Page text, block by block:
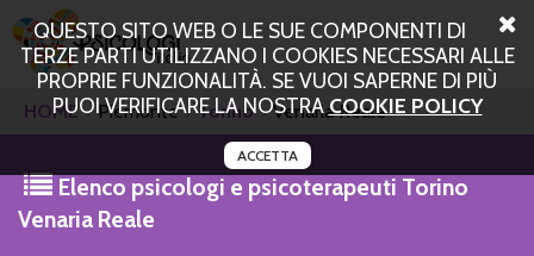
QUESTO SITO WEB O LE SUE COMPONENTI DI
TERZE PARTI UTILIZZANO I COOKIES NECESSARI ALLE
PROPRIE FUNZIONALITÀ. SE VUOI SAPERNE DI PIÙ
PUOI VERIFICARE LA NOSTRACOOKIE POLICY
ACCETTA
HOME Piemonte Torino Venaria Reale
Elenco psicologi e psicoterapeuti Torino
Venaria Reale